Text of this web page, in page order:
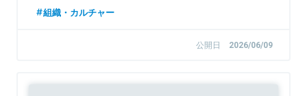
組織・カルチャー
公開日 2026/06/09